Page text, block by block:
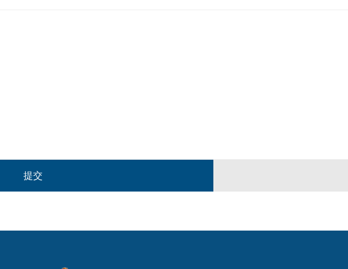
提交